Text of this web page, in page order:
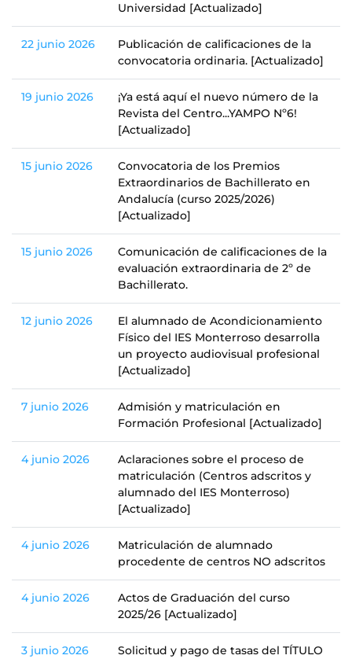
Universidad [Actualizado]
22 junio 2026
Publicación de calificaciones de la
convocatoria ordinaria. [Actualizado]
19 junio 2026
¡Ya está aquí el nuevo número de la
Revista del Centro...YAMPO Nº6!
[Actualizado]
15 junio 2026
Convocatoria de los Premios
Extraordinarios de Bachillerato en
Andalucía (curso 2025/2026)
[Actualizado]
15 junio 2026
Comunicación de calificaciones de la
evaluación extraordinaria de 2º de
Bachillerato.
12 junio 2026
El alumnado de Acondicionamiento
Físico del IES Monterroso desarrolla
un proyecto audiovisual profesional
[Actualizado]
7 junio 2026
Admisión y matriculación en
Formación Profesional [Actualizado]
4 junio 2026
Aclaraciones sobre el proceso de
matriculación (Centros adscritos y
alumnado del IES Monterroso)
[Actualizado]
4 junio 2026
Matriculación de alumnado
procedente de centros NO adscritos
4 junio 2026
Actos de Graduación del curso
2025/26 [Actualizado]
3 junio 2026
Solicitud y pago de tasas del TÍTULO